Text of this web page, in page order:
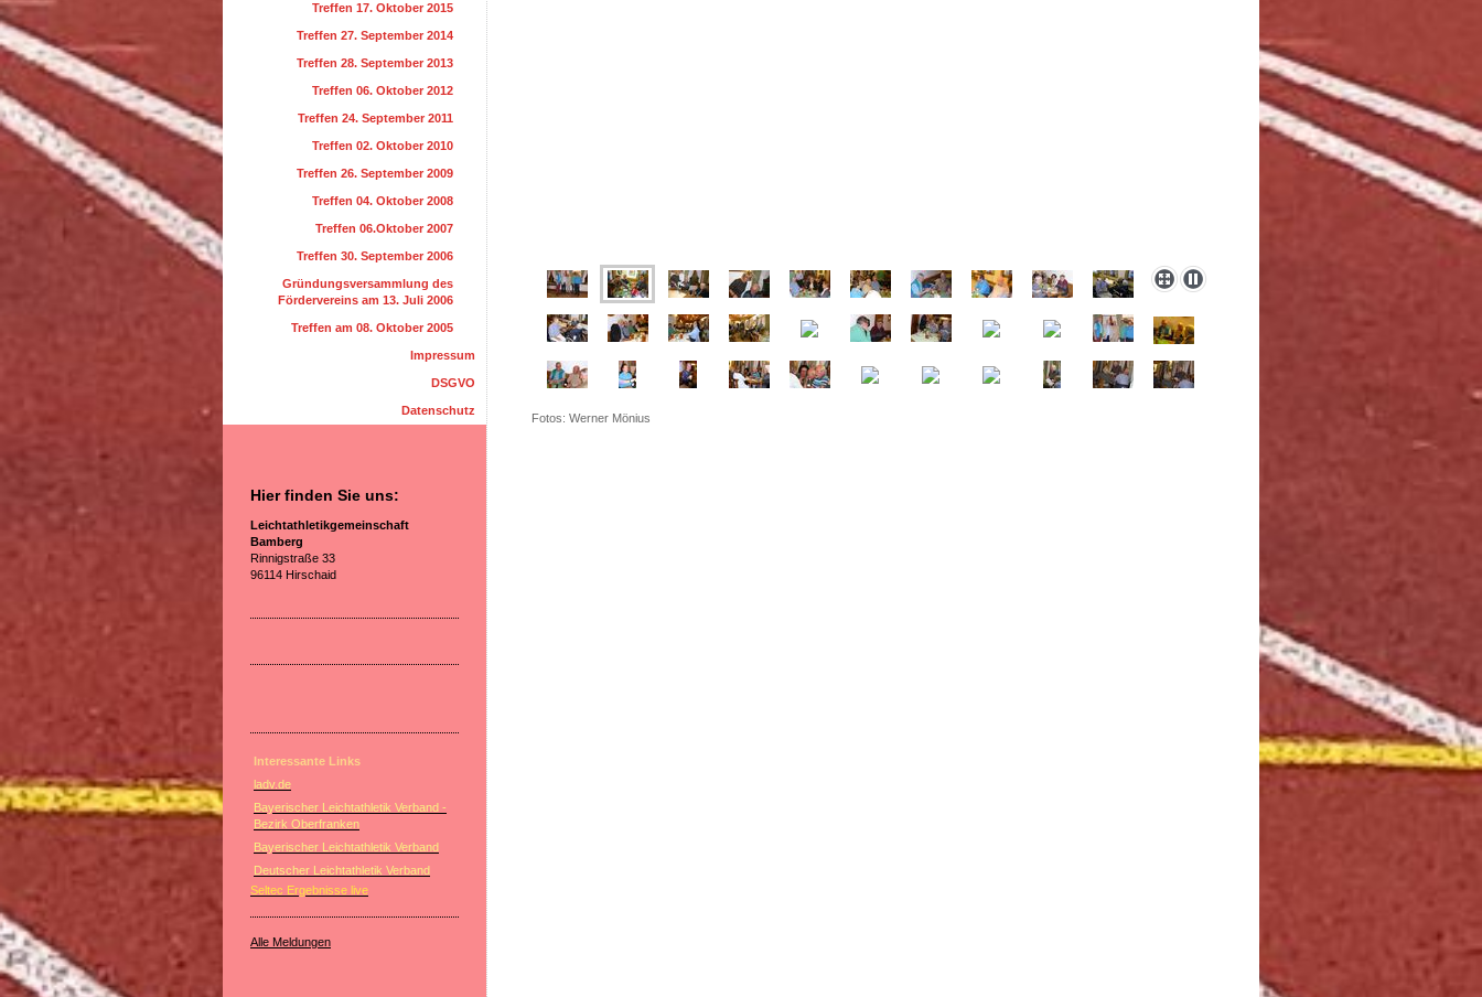
Fotos: Werner Mönius
Treffen 17. Oktober 2015
Treffen 27. September 2014
Treffen 28. September 2013
Treffen 06. Oktober 2012
Treffen 24. September 2011
Treffen 02. Oktober 2010
Treffen 26. September 2009
Treffen 04. Oktober 2008
Treffen 06.Oktober 2007
Treffen 30. September 2006
Gründungsversammlung des
Fördervereins am 13. Juli 2006
Treffen am 08. Oktober 2005
Impressum
DSGVO
Datenschutz
Hier finden Sie uns:
Leichtathletikgemeinschaft
Bamberg
Rinnigstraße 33
96114 Hirschaid
Interessante Links
ladv.de
Bayerischer Leichtathletik Verband -
Bezirk Oberfranken
Bayerischer Leichtathletik Verband
Deutscher Leichtathletik Verband
Seltec Ergebnisse live
Alle Meldungen